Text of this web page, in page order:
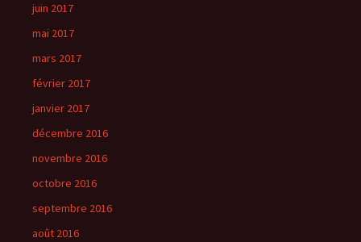
juin 2017
mai 2017
mars 2017
février 2017
janvier 2017
décembre 2016
novembre 2016
octobre 2016
septembre 2016
août 2016